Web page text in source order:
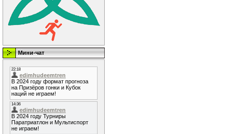
Мини-чат